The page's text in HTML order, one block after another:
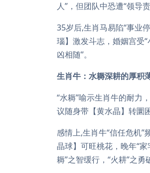
人”，但团队中恐遭“领导
35岁后,生肖马易陷“事业
瑙】激发斗志，婚姻宫受
凶相随”。
生肖牛：水耨深耕的厚积
“水耨”喻示生肖牛的耐力
议随身带【黄水晶】转圜
感情上,生肖牛“信任危机
晶球】可旺桃花，晚年“
耨”之智缓行，“火耕”之勇